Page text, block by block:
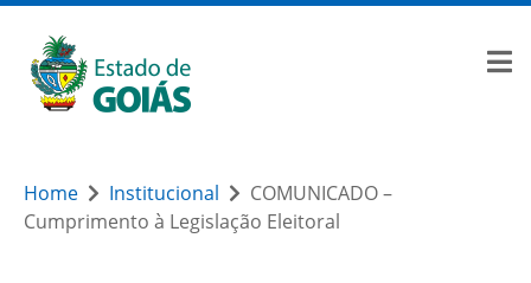
Home Institucional
COMUNICADO –
Cumprimento à Legislação Eleitoral